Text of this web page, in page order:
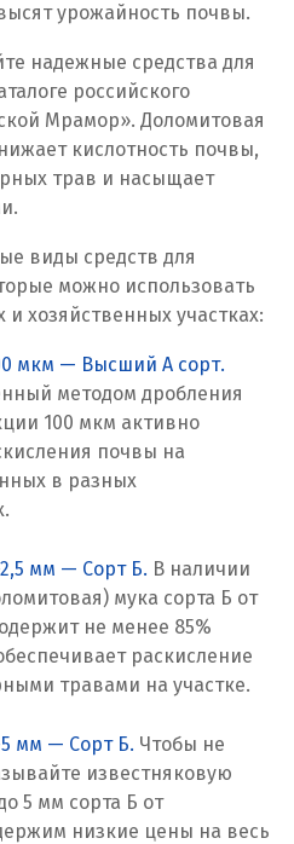
урожайность почвы.
надежные средства для
российского
Мрамор». Доломитовая
кислотность почвы,
трав и насыщает
виды средств для
можно использовать
хозяйственных участках:
мкм — Высший А сорт.
методом дробления
100 мкм активно
почвы на
в разных
мм — Сорт Б. В наличии
мука сорта Б от
не менее 85%
раскисление
травами на участке.
мм — Сорт Б. Чтобы не
известняковую
5 мм сорта Б от
низкие цены на весь